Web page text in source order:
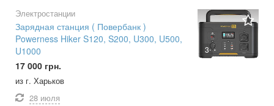
3
Электростанции
Зарядная станция ( Повербанк )
Powerness Hiker S120, S200, U300, U500,
U1000
17 000 грн.
из г. Харьков
28 июля